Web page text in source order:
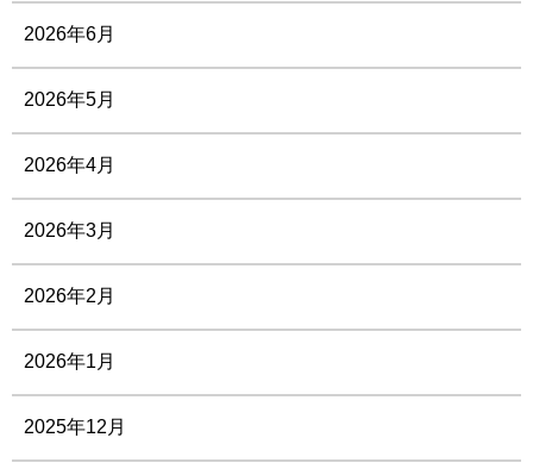
2026年6月
2026年5月
2026年4月
2026年3月
2026年2月
2026年1月
2025年12月